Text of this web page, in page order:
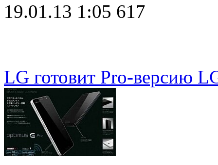
19.01.13 1:05 617
LG готовит Pro-версию